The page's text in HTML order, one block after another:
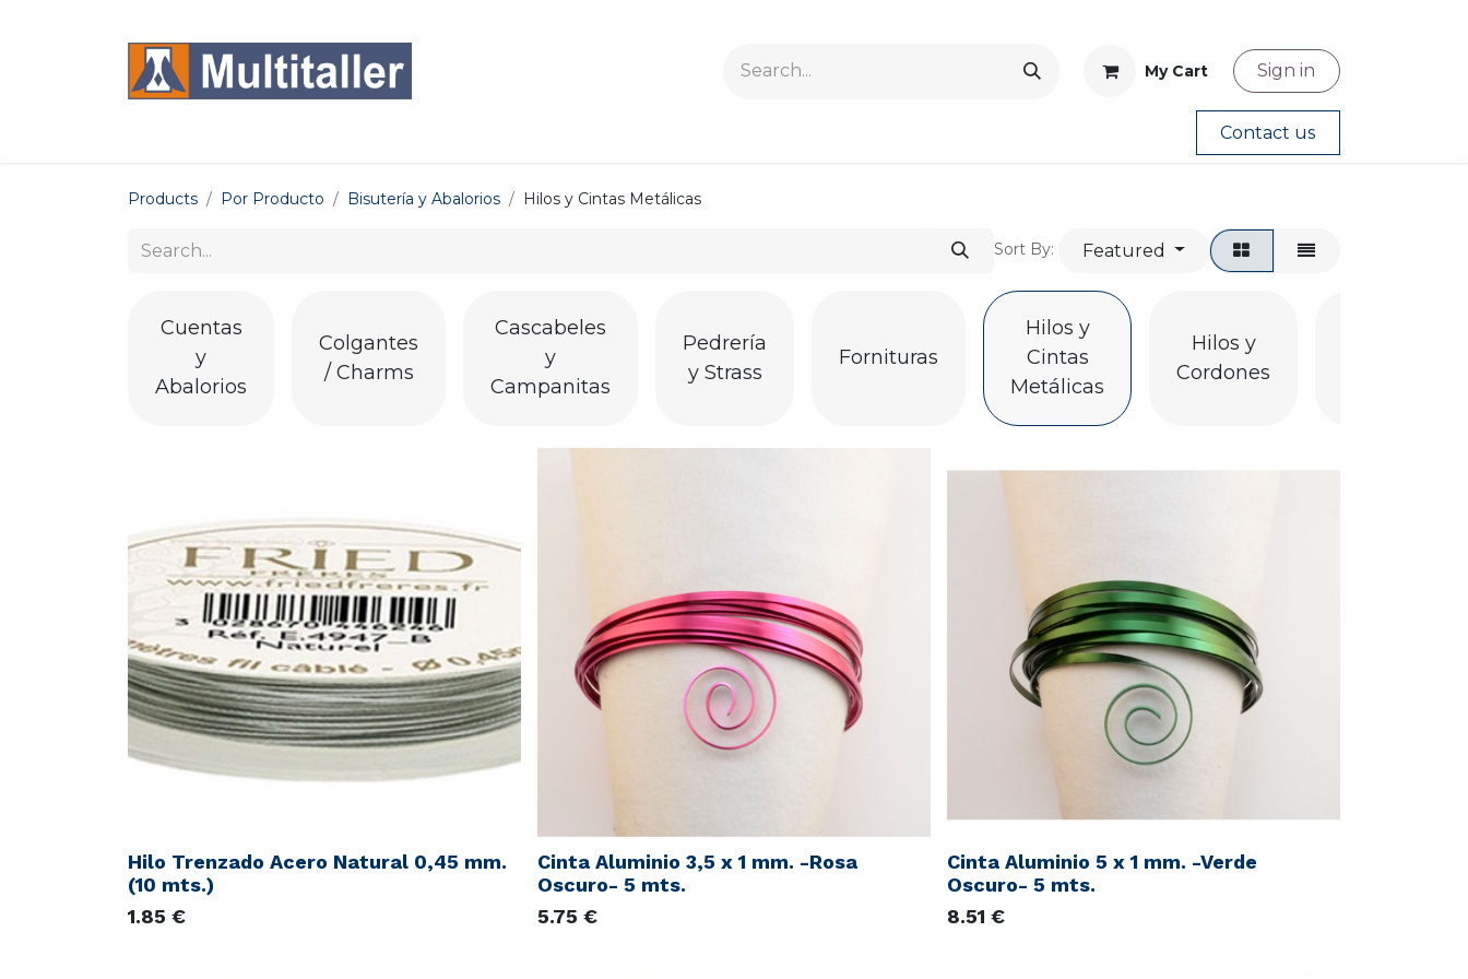
My Cart Sign in
Contact us
Products Por Producto Bisutería y Abalorios Hilos y Cintas Metálicas
Sort By: Featured
Cuentas
y
Abalorios
Colgantes
/ Charms
Cascabeles
y
Campanitas
Pedrería
y Strass
Fornituras
Hilos y
Cintas
Metálicas
Hilos y
Cordones
Hilo Trenzado Acero Natural 0,45 mm.
(10 mts.)
1.85 €
Cinta Aluminio 3,5 x 1 mm. -Rosa
Oscuro- 5 mts.
5.75 €
Cinta Aluminio 5 x 1 mm. -Verde
Oscuro- 5 mts.
8.51 €